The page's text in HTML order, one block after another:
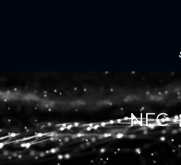
NFC